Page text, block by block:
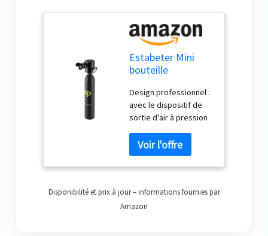
Estabeter Mini
bouteille
Bouteille
d'oxygène
portable pour 5 à
10 min de plongée
Réservoir
d'oxygène pour
plongeur
plongée ‎Noir
Équipement de
Design professionnel :
avec le dispositif de
sortie d'air à pression
pression dans la
bouteille est
décompressé et
chambre de
décompression. La
Disponibilité et prix à jour – informations fournies par
Amazon